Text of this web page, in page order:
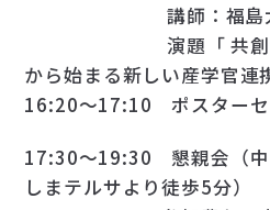
講師：福島大学
演題「 共創が地
から始まる新しい
16:20～17:10 ポスター
17:30～19:30 懇親会（
しまテルサより徒歩5分）